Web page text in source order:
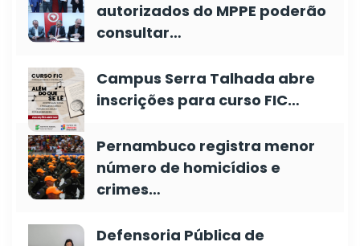
autorizados do MPPE poderão
consultar…
Campus Serra Talhada abre
inscrições para curso FIC…
Pernambuco registra menor
número de homicídios e
crimes…
Defensoria Pública de